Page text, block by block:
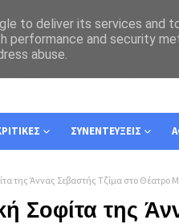
ΣΥΝΕΝΤΕΥΞΕΙΣ
της Άννας Σεβαστής Τζίμα στο
Σοφίτα της
to deliver its services and
performance and security
abuse.